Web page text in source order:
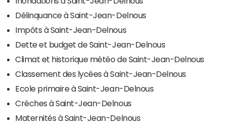
Délinquance à Saint-Jean-Delnous
Impôts à Saint-Jean-Delnous
Dette et budget de Saint-Jean-Delnous
Climat et historique météo de Saint-Jean-Delnous
Classement des lycées à Saint-Jean-Delnous
Ecole primaire à Saint-Jean-Delnous
Crèches à Saint-Jean-Delnous
Maternités à Saint-Jean-Delnous